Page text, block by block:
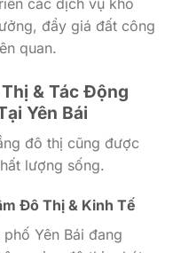
các dịch vụ kho
đẩy giá đất công
quan.
& Tác Động
Yên Bái
đô thị cũng được
lượng sống.
Đô Thị & Kinh Tế
phố Yên Bái đang